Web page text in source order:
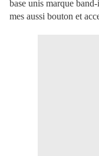
base unis marque
mes aussi bouton et